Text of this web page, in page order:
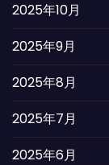
2025年10月
2025年9月
2025年8月
2025年7月
2025年6月